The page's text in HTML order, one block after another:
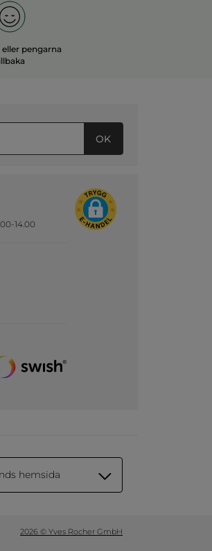
eller pengarna
OK
14.00
hemsida
2026 © Yves Rocher GmbH